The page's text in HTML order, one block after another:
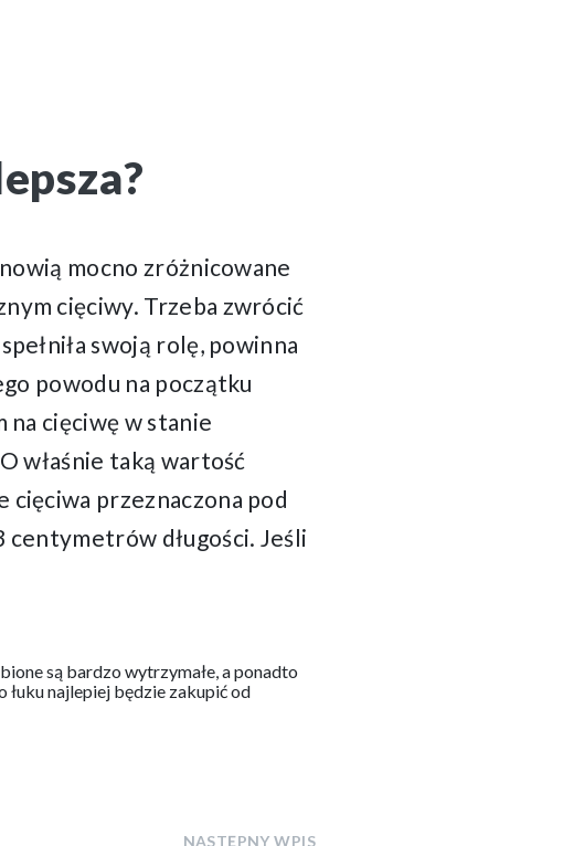
mocno zróżnicowane
cięciwy. Trzeba zwrócić
swoją rolę, powinna
powodu na początku
na cięciwę w stanie
właśnie taką wartość
cięciwa przeznaczona pod
centymetrów długości. Jeśli
są bardzo wytrzymałe, a ponadto
najlepiej będzie zakupić od
NASTĘPNY WPIS